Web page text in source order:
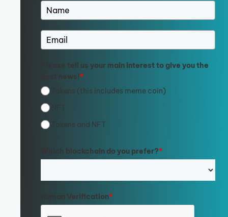
Please tell us your main interest to give you the
best news!*
Tokens (this includes meme coin)
Tokens and NFT
Which blockchain do you prefer?*
Human Verification*